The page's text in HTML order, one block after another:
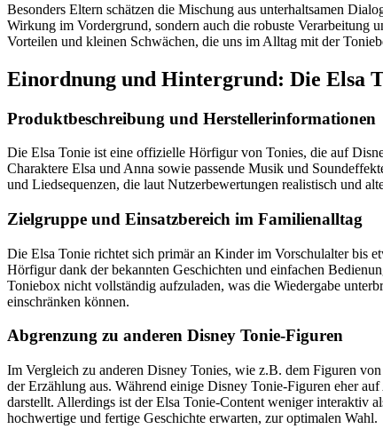
Besonders Eltern schätzen die Mischung aus unterhaltsamen
Wirkung im Vordergrund, sondern auch die robuste Verarbeitung
Vorteilen und kleinen Schwächen, die uns im Alltag mit der
Einordnung und Hintergrund: Die Elsa
Produktbeschreibung und Herstellerinformationen
Die Elsa Tonie ist eine offizielle Hörfigur von Tonies, die auf
Charaktere Elsa und Anna sowie passende Musik und
und Liedsequenzen, die laut Nutzerbewertungen realistisch und
Zielgruppe und Einsatzbereich im Familienalltag
Die Elsa Tonie richtet sich primär an Kinder im Vorschulalter bis
Hörfigur dank der bekannten Geschichten und einfachen
Toniebox nicht vollständig aufzuladen, was die Wiedergabe
einschränken können.
Abgrenzung zu anderen Disney Tonie-Figuren
Im Vergleich zu anderen Disney Tonies, wie z.B. dem Figuren
der Erzählung aus. Während einige Disney Tonie-Figuren eher
darstellt. Allerdings ist der Elsa Tonie-Content weniger interaktiv
hochwertige und fertige Geschichte erwarten, zur optimalen Wahl.